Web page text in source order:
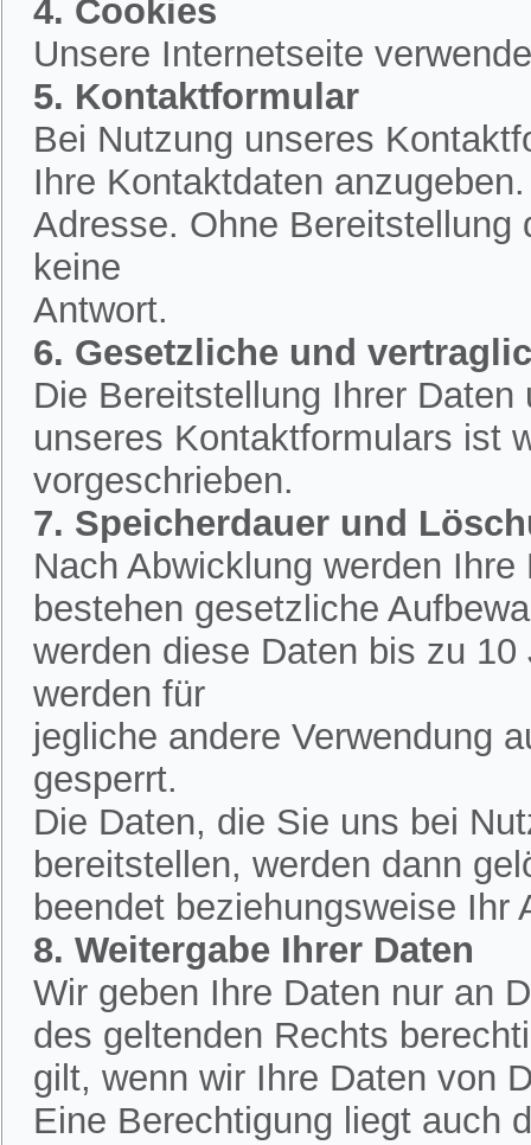
4. Cookies
Unsere Internetseite
5. Kontaktformular
Bei Nutzung unseres
Ihre Kontaktdaten
Adresse. Ohne Bereitstellung
keine
Antwort.
6. Gesetzliche und
Die Bereitstellung Ihrer
unseres Kontaktformulars ist
vorgeschrieben.
7. Speicherdauer und
Nach Abwicklung werden
bestehen gesetzliche
werden diese Daten bis zu
werden für
jegliche andere Verwendung
gesperrt.
Die Daten, die Sie uns bei
bereitstellen, werden dann
beendet beziehungsweise
8. Weitergabe Ihrer Daten
Wir geben Ihre Daten nur an
des geltenden Rechts
gilt, wenn wir Ihre Daten von
Eine Berechtigung liegt auch